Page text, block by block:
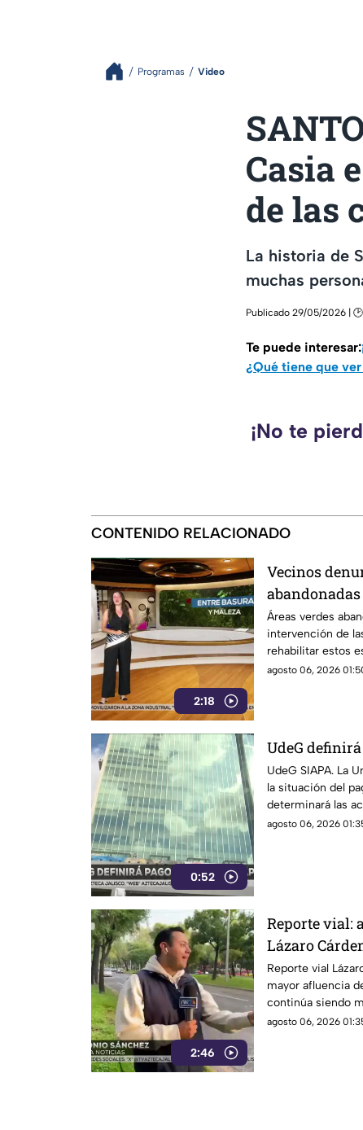
Programas Video
Casia
de las
La historia de
muchas
Publicado 29/05/2026 | 🕑
Te puede interesar:
¿Qué tiene que
¡No te
CONTENIDO RELACIONADO
2:18
Vecinos
Áreas verdes
intervención de
rehabilitar estos
agosto 06, 2026
0:52
UdeG
UdeG SIAPA. La
la situación del
determinará las
agosto 06, 2026
2:46
Reporte vial:
Lázaro
Reporte vial
mayor afluencia
continúa siendo
agosto 06, 2026